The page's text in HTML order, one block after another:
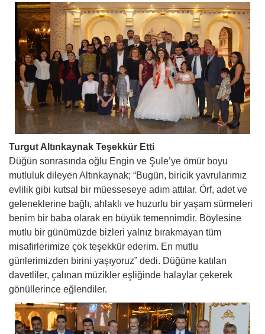
Turgut Altınkaynak Teşekkür Etti
Düğün sonrasında oğlu Engin ve Şule’ye ömür boyu
mutluluk dileyen Altınkaynak; “Bugün, biricik yavrularımız
evlilik gibi kutsal bir müesseseye adım attılar. Örf, adet ve
geleneklerine bağlı, ahlaklı ve huzurlu bir yaşam sürmeleri
benim bir baba olarak en büyük temennimdir. Böylesine
mutlu bir günümüzde bizleri yalnız bırakmayan tüm
misafirlerimize çok teşekkür ederim. En mutlu
günlerimizden birini yaşıyoruz” dedi. Düğüne katılan
davetliler, çalınan müzikler eşliğinde halaylar çekerek
gönüllerince eğlendiler.